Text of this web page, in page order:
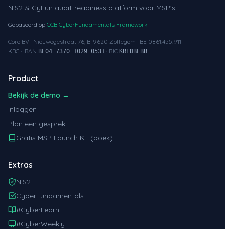
NIS2 & CyFun audit-readiness platform voor MSP's.
Gebaseerd op CCB CyberFundamentals Framework
Core BV · Nieuwegestraat 76, B-9620 Zottegem · BE 0861.455.911
KBC · IBAN BE04 7370 1029 0531 · BIC KREDBEBB
Product
Bekijk de demo →
Inloggen
Plan een gesprek
Gratis MSP Launch Kit (boek)
Extras
NIS2
CyberFundamentals
#CyberLearn
#CyberWeekly